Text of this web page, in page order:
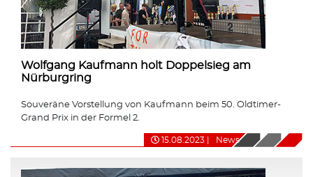
Wolfgang Kaufmann holt Doppelsieg am
Nürburgring
Souveräne Vorstellung von Kaufmann beim 50. Oldtimer-
Grand Prix in der Formel 2.
15.08.2023 News